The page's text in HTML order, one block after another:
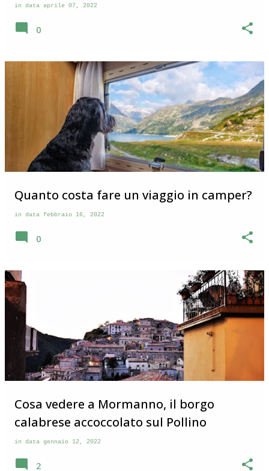
in data aprile 07, 2022
0
Quanto costa fare un viaggio in camper?
in data febbraio 16, 2022
0
Cosa vedere a Mormanno, il borgo
calabrese accoccolato sul Pollino
in data gennaio 12, 2022
2